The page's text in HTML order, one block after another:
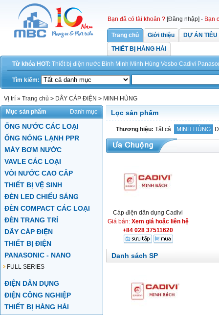
Bạn đã có tài khoản ? [Đăng nhập] - Bạn
Trang chủ Giới thiệu
DỰ ÁN
THIẾT BỊ HÀNG HẢI
Từ khóa HOT: Thiết bị điện nước Bình Minh Minh Hùng Vesbo Cadivi
Tìm kiếm:
Vị trí » Trang chủ > DÂY CÁP ĐIỆN > MINH HÙNG
Mục sản phẩm
Danh mục
ỐNG NƯỚC CÁC LOẠI
ỐNG NÓNG LẠNH PPR
MÁY BƠM NƯỚC
VAVLE CÁC LOẠI
VÒI NƯỚC CAO CẤP
THIẾT BỊ VỆ SINH
ĐÈN LED CHIẾU SÁNG
ĐÈN COMPACT CÁC LOẠI
ĐÈN TRANG TRÍ
DÂY CÁP ĐIỆN
THIẾT BỊ ĐIỆN
PANASONIC - NANO
FULL SERIES
ĐIỆN DÂN DỤNG
ĐIỆN CÔNG NGHIỆP
THIẾT BỊ HÀNG HẢI
Lọc sản phẩm
Thương hiệu: Tất cả MINH HÙNG
Cáp điện dân dụng Cadivi
Giá bán: Xem giá hoặc liên hệ
+84 028 37511620
Danh sách SP